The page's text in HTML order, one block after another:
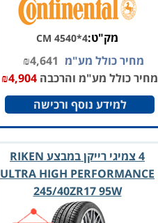
מק"ט:CM 4540*4
מחיר כולל מע"מ ₪4,641
מחיר כולל מע"מ והרכבה
₪4,904
למידע נוסף ורכישה
4 צמיגי רייקן במבצע RIKEN
ULTRA HIGH PERFORMANCE
245/40ZR17 95W